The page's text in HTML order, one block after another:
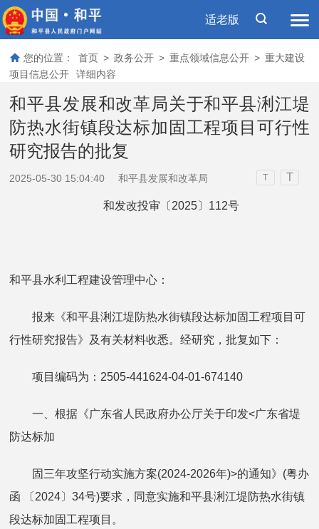
适老版
您的位置： 首页 > 政务公开 > 重点领域信息公开 > 重大建设
项目信息公开
详细内容
和平县发展和改革局关于和平县浰江堤
防热水街镇段达标加固工程项目可行性
研究报告的批复
2025-05-30 15:04:40 和平县发展和改革局 T T
和发改投审〔2025〕112号
和平县水利工程建设管理中心：
报来《和平县浰江堤防热水街镇段达标加固工程项目可
行性研究报告》及有关材料收悉。经研究，批复如下：
项目编码为：2505-441624-04-01-674140
一、根据《广东省人民政府办公厅关于印发<广东省堤
防达标加
固三年攻坚行动实施方案(2024-2026年)>的通知》(粤办
函 〔2024〕34号)要求，同意实施和平县浰江堤防热水街镇
段达标加固工程项目。